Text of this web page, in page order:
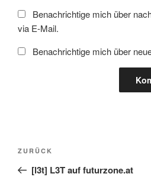
Benachrichtige mich über
via E-Mail.
Benachrichtige mich über
Beitragsnavigation
Vorheriger
Beitrag
ZURÜCK
[l3t] L3T auf futurzone.at